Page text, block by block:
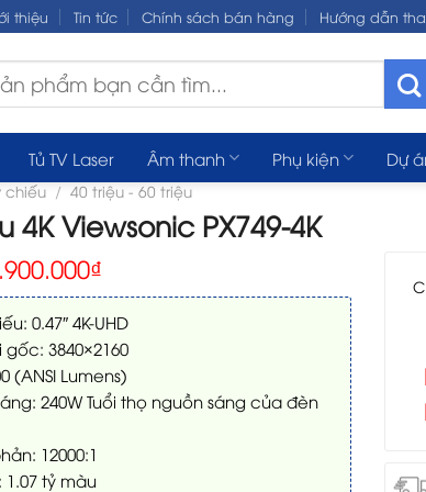
thiệu Tin tức Chính sách bán hàng Hướng dẫn
Tủ TV Laser Âm thanh Phụ kiện Dự
chiếu / 40 triệu - 60 triệu
4K Viewsonic PX749-4K
₫Giá
tại
là:
48.900.000₫.
0.47″ 4K-UHD
3840×2160
(ANSI Lumens)
240W Tuổi thọ nguồn sáng của đèn
12000:1
tỷ màu